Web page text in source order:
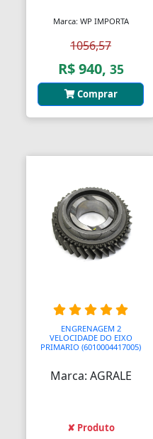
Bieletas
Bigornas
Biscoitinhos de Bebês
Bloco Completo
Blocos Ópticos
Blocágens
Bobina Compressor
Bobinadeiras
Bobinas De Ignição
Bobinas Impulsoras
Marca: WP IMPORTA
1056,57
R$ 940, 35
Comprar
ENGRENAGEM 2
VELOCIDADE DO EIXO
PRIMARIO (6010004417005)
Marca: AGRALE
✘ Produto